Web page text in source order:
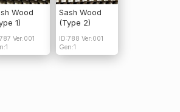
Wood
1)
Ver:001
Sash Wood
(Type 2)
ID:788 Ver:001
Gen:1